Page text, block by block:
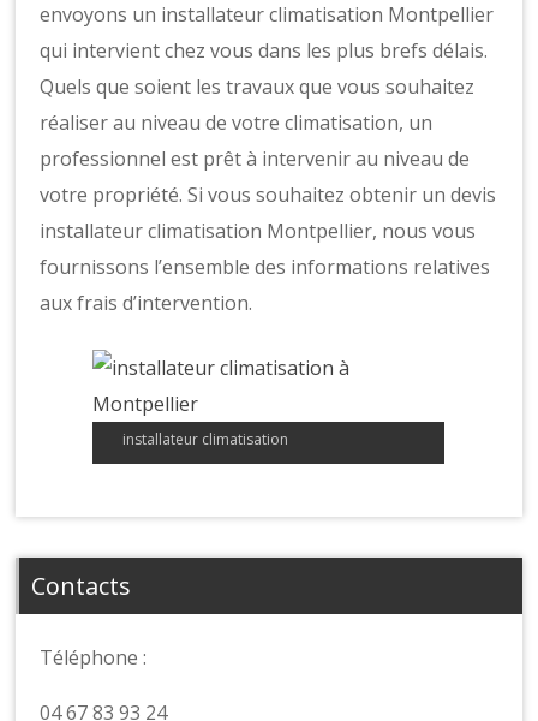
envoyons un installateur climatisation Montpellier
qui intervient chez vous dans les plus brefs délais.
Quels que soient les travaux que vous souhaitez
réaliser au niveau de votre climatisation, un
professionnel est prêt à intervenir au niveau de
votre propriété. Si vous souhaitez obtenir un devis
installateur climatisation Montpellier, nous vous
fournissons l’ensemble des informations relatives
aux frais d’intervention.
installateur climatisation
Contacts
Téléphone :
04 67 83 93 24